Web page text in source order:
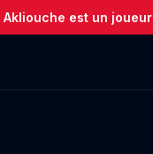
Akliouche est un